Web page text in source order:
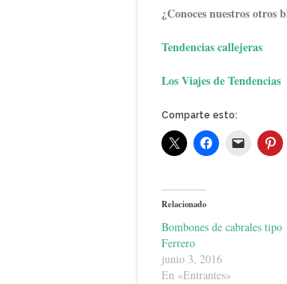
¿Conoces nuestros otros
Tendencias callejeras
Los Viajes de Tendencias
Comparte esto:
Relacionado
Bombones de cabrales tipo
Ferrero
junio 3, 2016
En «Entrantes»